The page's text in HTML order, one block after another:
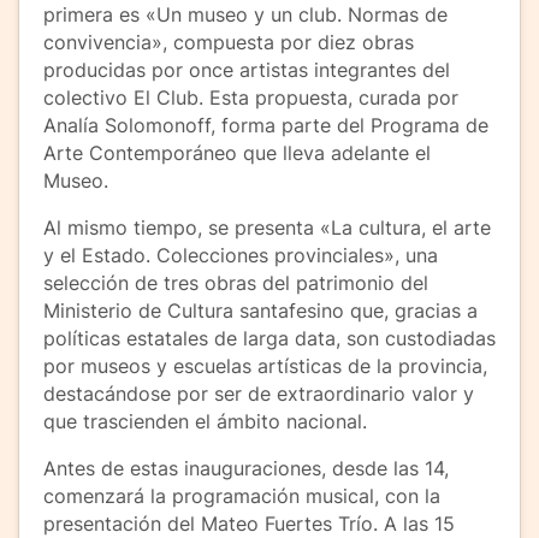
primera es «Un museo y un club. Normas de
convivencia», compuesta por diez obras
producidas por once artistas integrantes del
colectivo El Club. Esta propuesta, curada por
Analía Solomonoff, forma parte del Programa de
Arte Contemporáneo que lleva adelante el
Museo.
Al mismo tiempo, se presenta «La cultura, el arte
y el Estado. Colecciones provinciales», una
selección de tres obras del patrimonio del
Ministerio de Cultura santafesino que, gracias a
políticas estatales de larga data, son custodiadas
por museos y escuelas artísticas de la provincia,
destacándose por ser de extraordinario valor y
que trascienden el ámbito nacional.
Antes de estas inauguraciones, desde las 14,
comenzará la programación musical, con la
presentación del Mateo Fuertes Trío. A las 15